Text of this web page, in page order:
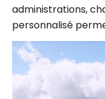
personnalisé